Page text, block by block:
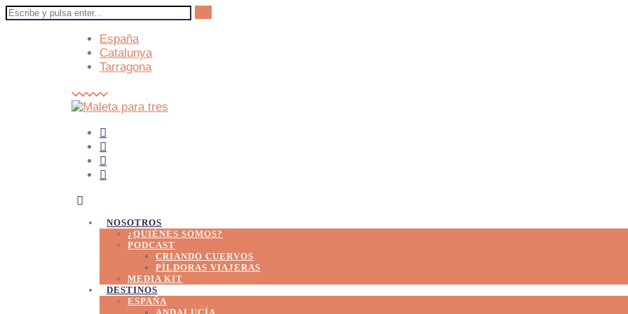
España
Catalunya
Tarragona
NOSOTROS
¿QUIÉNES SOMOS?
PODCAST
CRIANDO CUERVOS
PÍLDORAS VIAJERAS
MEDIA KIT
DESTINOS
ESPAÑA